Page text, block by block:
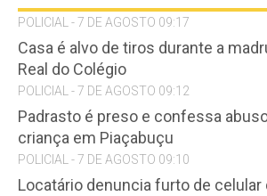
POLICIAL - 7 DE AGOSTO 09:17
Casa é alvo de tiros durante a
Real do Colégio
POLICIAL - 7 DE AGOSTO 09:12
Padrasto é preso e confessa
criança em Piaçabuçu
POLICIAL - 7 DE AGOSTO 09:10
Locatário denuncia furto de celular